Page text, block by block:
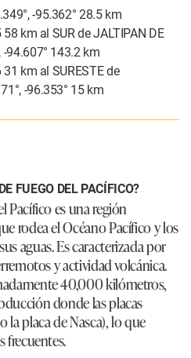
-95.362° 28.5 km
km al SUR de JALTIPAN DE
-94.607° 143.2 km
km al SURESTE de
-96.353° 15 km
FUEGO DEL PACÍFICO?
Pacífico es una región
rodea el Océano Pacífico y los
aguas. Es caracterizada por
y actividad volcánica.
40,000 kilómetros,
donde las placas
placa de Nasca), lo que
frecuentes.